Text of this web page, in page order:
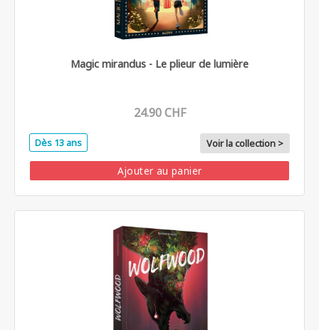
Magic mirandus - Le plieur de lumière
24.90 CHF
Dès 13 ans Voir la collection >
Ajouter au panier